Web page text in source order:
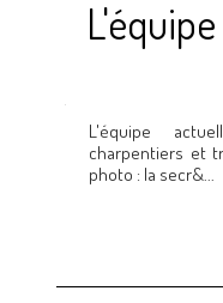
L'équipe
L'équipe
charpentiers et
photo : la secr&...